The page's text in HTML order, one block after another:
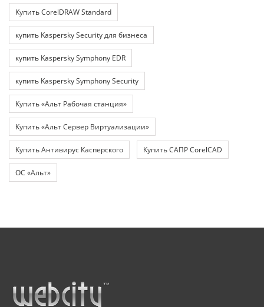
Купить CorelDRAW Standard
купить Kaspersky Security для бизнеса
купить Kaspersky Symphony EDR
купить Kaspersky Symphony Security
Купить «Альт Рабочая станция»
Купить «Альт Сервер Виртуализации»
Купить Антивирус Касперского Купить САПР CorelCAD
ОС «Альт»